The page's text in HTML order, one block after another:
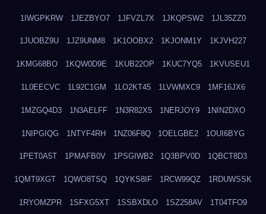
1IWGPKRW 1JEZBYO7 1JFVZL7X 1JKQPSW2 1JL35ZZ0
1JUOBZ9U 1JZ9UNM8 1K1OOBX2 1KJONM1Y 1KJVH227
1KMG68BO 1KQW0D9E 1KUB22OP 1KUC7YQ5 1KVUSEU1
1L0EECVC 1L92C1GM 1LO2KT45 1LVWMXC9 1MF16JX6
1MZGQ4D3 1N3AELFF 1N3R82X5 1NERJOY9 1NIN2DXO
1NIPGIQG 1NTYF4RH 1NZ06F8Q 1OELGBE2 1OUI6BYG
1PET0A5T 1PMAFB0V 1PSGIWB2 1Q3BPV0D 1QBCT8D3
1QMT9XGT 1QWO8TSQ 1QYKS8IF 1RCW99QZ 1RDUWSSK
1RYOMZPR 1SFXG5XT 1SSBXDLO 1SZ258AV 1T04TFO9